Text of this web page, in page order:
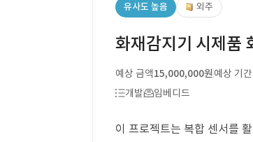
유사도 높음 외주
화재감지기 시제품
예상 금액15,000,000원예상 기간
개발
임베디드
이 프로젝트는 복합 센서를